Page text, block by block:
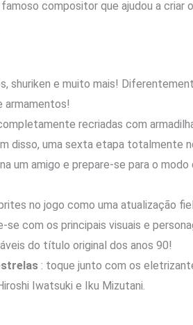
compositor que ajudou a criar
shuriken e muito mais!
armamentos!
recriadas com
disso, uma sexta etapa totalmente
um amigo e prepare-se para o
no jogo como uma atualização
se com os principais visuais e
​​do título original dos anos 90!
: toque junto com os
Iwatsuki e Iku Mizutani.